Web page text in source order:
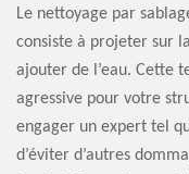
Le nettoyage par
consiste à projeter sur
ajouter de l’eau. Cette
agressive pour votre
engager un expert tel
d’éviter d’autres